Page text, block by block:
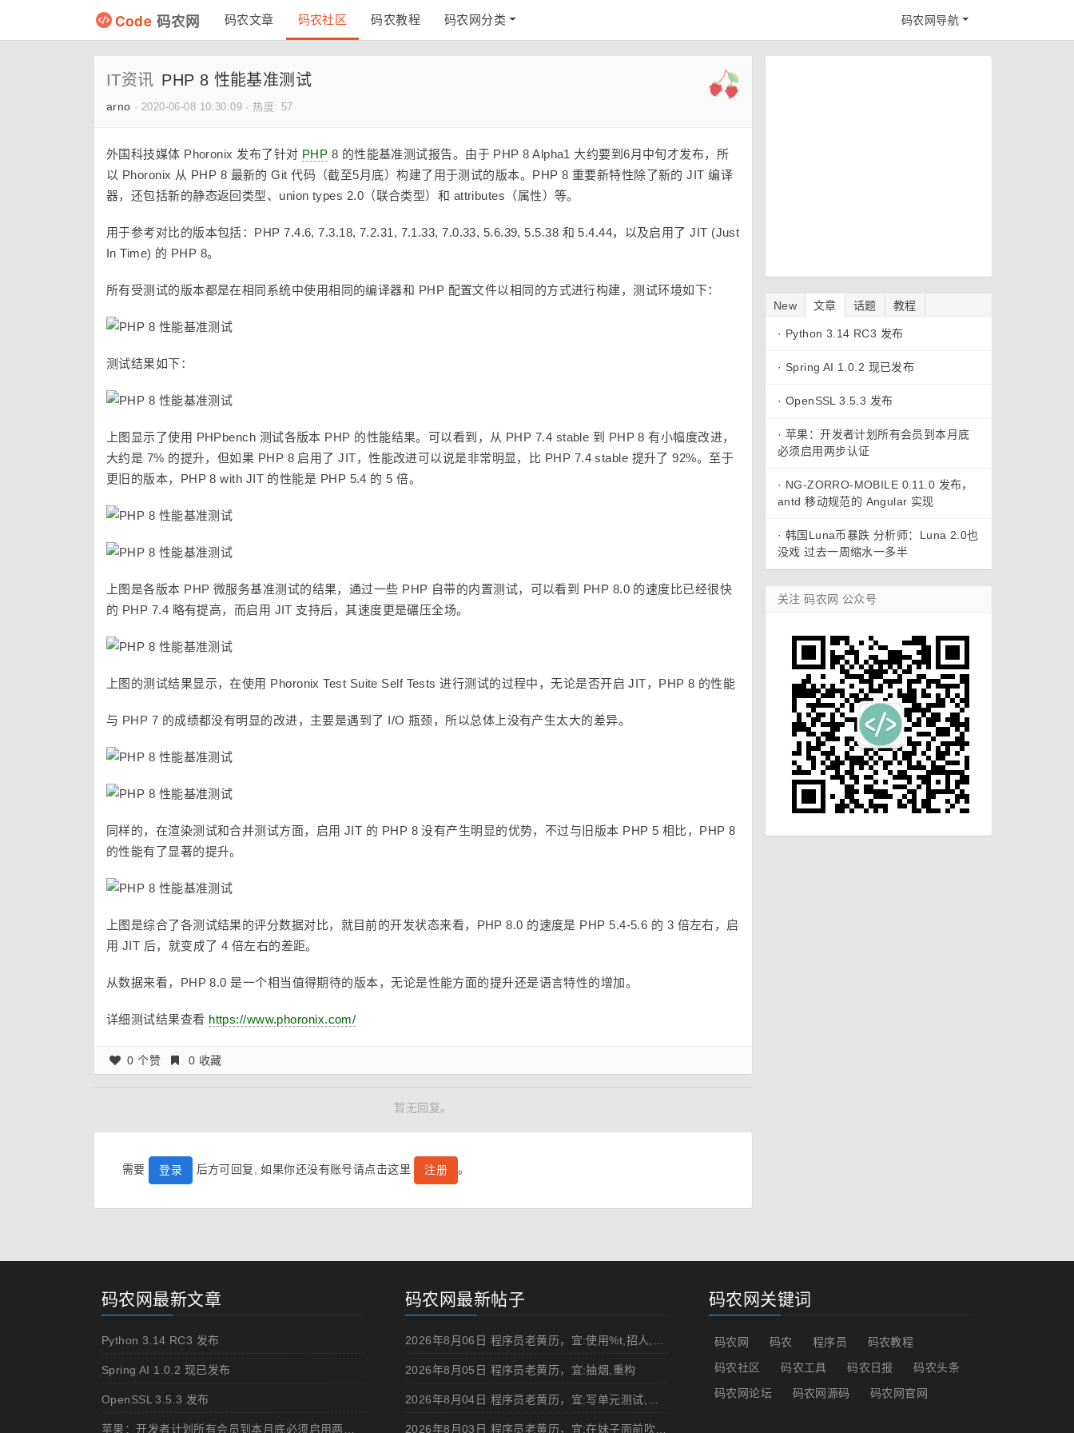
Code 码农网 码农文章 码农社区 码农教程 码农网分类 码农网导航
IT资讯 PHP 8 性能基准测试
arno · 2020-06-08 10:30:09 · 热度: 57
外国科技媒体 Phoronix 发布了针对 PHP 8 的性能基准测试报告。由于 PHP 8 Alpha1 大约要到6月中旬才发布，所
以 Phoronix 从 PHP 8 最新的 Git 代码（截至5月底）构建了用于测试的版本。PHP 8 重要新特性除了新的 JIT 编译
器，还包括新的静态返回类型、union types 2.0（联合类型）和 attributes（属性）等。
用于参考对比的版本包括：PHP 7.4.6, 7.3.18, 7.2.31, 7.1.33, 7.0.33, 5.6.39, 5.5.38 和 5.4.44，以及启用了 JIT (Just
In Time) 的 PHP 8。
所有受测试的版本都是在相同系统中使用相同的编译器和 PHP 配置文件以相同的方式进行构建，测试环境如下：
测试结果如下：
上图显示了使用 PHPbench 测试各版本 PHP 的性能结果。可以看到，从 PHP 7.4 stable 到 PHP 8 有小幅度改进，
大约是 7% 的提升，但如果 PHP 8 启用了 JIT，性能改进可以说是非常明显，比 PHP 7.4 stable 提升了 92%。至于
更旧的版本，PHP 8 with JIT 的性能是 PHP 5.4 的 5 倍。
上图是各版本 PHP 微服务基准测试的结果，通过一些 PHP 自带的内置测试，可以看到 PHP 8.0 的速度比已经很快
的 PHP 7.4 略有提高，而启用 JIT 支持后，其速度更是碾压全场。
上图的测试结果显示，在使用 Phoronix Test Suite Self Tests 进行测试的过程中，无论是否开启 JIT，PHP 8 的性能
与 PHP 7 的成绩都没有明显的改进，主要是遇到了 I/O 瓶颈，所以总体上没有产生太大的差异。
同样的，在渲染测试和合并测试方面，启用 JIT 的 PHP 8 没有产生明显的优势，不过与旧版本 PHP 5 相比，PHP 8
的性能有了显著的提升。
上图是综合了各测试结果的评分数据对比，就目前的开发状态来看，PHP 8.0 的速度是 PHP 5.4-5.6 的 3 倍左右，启
用 JIT 后，就变成了 4 倍左右的差距。
从数据来看，PHP 8.0 是一个相当值得期待的版本，无论是性能方面的提升还是语言特性的增加。
详细测试结果查看 https://www.phoronix.com/
0 个赞 0 收藏
暂无回复。
需要 登录 后方可回复, 如果你还没有账号请点击这里 注册 。
New 文章 话题 教程
· Python 3.14 RC3 发布
· Spring AI 1.0.2 现已发布
· OpenSSL 3.5.3 发布
· 苹果：开发者计划所有会员到本月底
必须启用两步认证
· NG-ZORRO-MOBILE 0.11.0 发布，
antd 移动规范的 Angular 实现
· 韩国Luna币暴跌 分析师：Luna 2.0也
没戏 过去一周缩水一多半
关注 码农网 公众号
码农网最新文章
Python 3.14 RC3 发布
Spring AI 1.0.2 现已发布
OpenSSL 3.5.3 发布
码农网最新帖子
2026年8月05日 程序员老黄历，宜:抽烟,重构
2026年8月03日 程序员老黄历，宜:在妹子面前吹牛,浏览成人网站
码农网关键词
码农网 码农 程序员
码农教程
码农社区
码农工具 码农日报
码农头条
码农网论坛
码农网源码 码农网官网